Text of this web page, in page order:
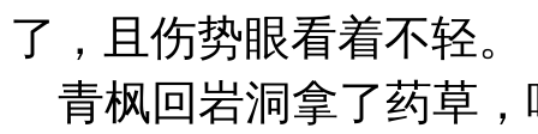
了，且伤势眼看着不轻。
青枫回岩洞拿了药草，